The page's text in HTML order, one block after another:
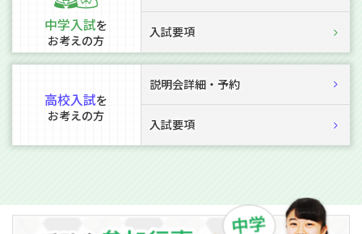
中学入試を
お考えの方
入試要項
高校入試を
お考えの方
説明会詳細・予約
入試要項